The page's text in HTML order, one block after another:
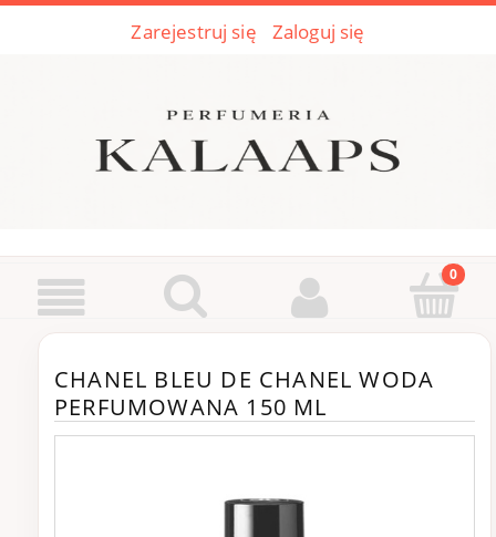
Zarejestruj się Zaloguj się
CHANEL BLEU DE CHANEL WODA
PERFUMOWANA 150 ML